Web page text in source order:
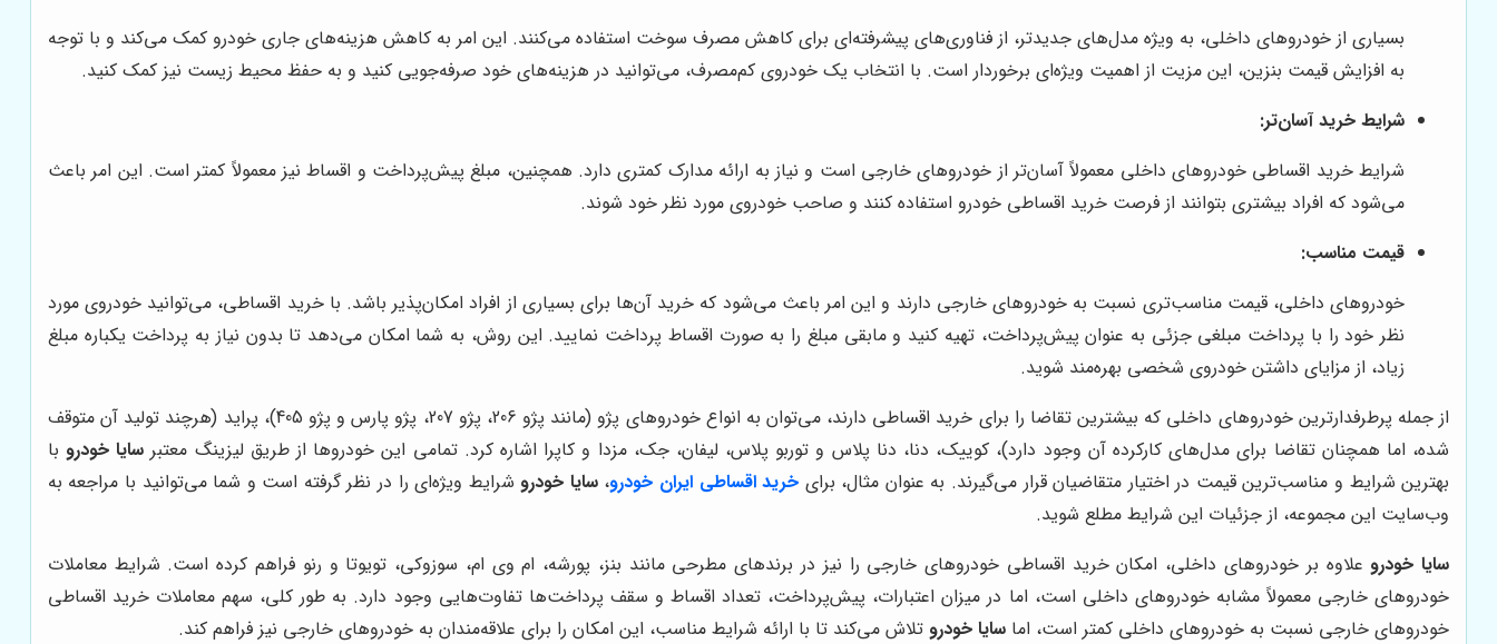
بسیاری از خودروهای داخلی، به ویژه مدل‌های جدیدتر، از فناوری‌های پیشرفته‌ای برای کاهش مصرف سوخت استفاده می‌کنند. این امر به کاهش هزینه‌های جاری خودرو کمک می‌کند و با توجه
به افزایش قیمت بنزین، این مزیت از اهمیت ویژه‌ای برخوردار است. با انتخاب یک خودروی کم‌مصرف، می‌توانید در هزینه‌های خود صرفه‌جویی کنید و به حفظ محیط زیست نیز کمک کنید.
شرایط خرید آسان‌تر:
شرایط خرید اقساطی خودروهای داخلی معمولاً آسان‌تر از خودروهای خارجی است و نیاز به ارائه مدارک کمتری دارد. همچنین، مبلغ پیش‌پرداخت و اقساط نیز معمولاً کمتر است. این امر باعث
می‌شود که افراد بیشتری بتوانند از فرصت خرید اقساطی خودرو استفاده کنند و صاحب خودروی مورد نظر خود شوند.
قیمت مناسب:
خودروهای داخلی، قیمت مناسب‌تری نسبت به خودروهای خارجی دارند و این امر باعث می‌شود که خرید آن‌ها برای بسیاری از افراد امکان‌پذیر باشد. با خرید اقساطی، می‌توانید خودروی مورد
نظر خود را با پرداخت مبلغی جزئی به عنوان پیش‌پرداخت، تهیه کنید و مابقی مبلغ را به صورت اقساط پرداخت نمایید. این روش، به شما امکان می‌دهد تا بدون نیاز به پرداخت یکباره مبلغ
زیاد، از مزایای داشتن خودروی شخصی بهره‌مند شوید.
از جمله پرطرفدارترین خودروهای داخلی که بیشترین تقاضا را برای خرید اقساطی دارند، می‌توان به انواع خودروهای پژو (مانند پژو 206، پژو 207، پژو پارس و پژو 405)، پراید (هرچند تولید آن متوقف
شده، اما همچنان تقاضا برای مدل‌های کارکرده آن وجود دارد)، کوییک، دنا، دنا پلاس و توربو پلاس، لیفان، جک، مزدا و کاپرا اشاره کرد. تمامی این خودروها از طریق لیزینگ معتبر سایا خودرو با
بهترین شرایط و مناسب‌ترین قیمت در اختیار متقاضیان قرار می‌گیرند. به عنوان مثال، برای خرید اقساطی ایران خودرو،سایا خودرو شرایط ویژه‌ای را در نظر گرفته است و شما می‌توانید با مراجعه به
وب‌سایت این مجموعه، از جزئیات این شرایط مطلع شوید.
سایا خودرو علاوه بر خودروهای داخلی، امکان خرید اقساطی خودروهای خارجی را نیز در برندهای مطرحی مانند بنز، پورشه، ام وی ام، سوزوکی، تویوتا و رنو فراهم کرده است. شرایط معاملات
خودروهای خارجی معمولاً مشابه خودروهای داخلی است، اما در میزان اعتبارات، پیش‌پرداخت، تعداد اقساط و سقف پرداخت‌ها تفاوت‌هایی وجود دارد. به طور کلی، سهم معاملات خرید اقساطی
خودروهای خارجی نسبت به خودروهای داخلی کمتر است، اما سایا خودرو تلاش می‌کند تا با ارائه شرایط مناسب، این امکان را برای علاقه‌مندان به خودروهای خارجی نیز فراهم کند.